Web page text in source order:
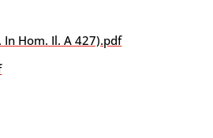
In Hom. Il. A 427).pdf